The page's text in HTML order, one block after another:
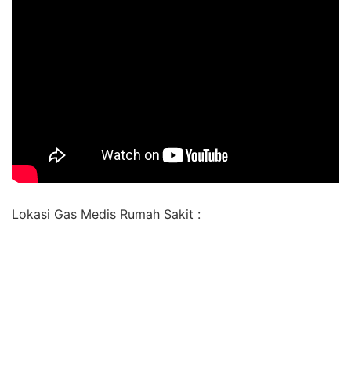
Lokasi Gas Medis Rumah Sakit :